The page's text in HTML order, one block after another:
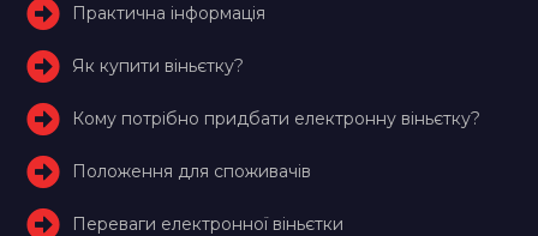
Практична інформація
Як купити віньєтку?
Кому потрібно придбати електронну віньєтку?
Положення для споживачів
Переваги електронної віньєтки